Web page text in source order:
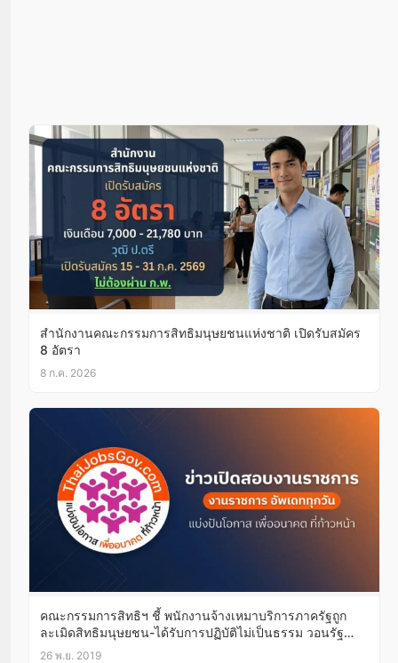
สำนักงานคณะกรรมการสิทธิมนุษยชนแห่งชาติ เปิดรับสมัคร
8 อัตรา
8 ก.ค. 2026
คณะกรรมการสิทธิฯ ชี้ พนักงานจ้างเหมาบริการภาครัฐถูก
ละเมิดสิทธิมนุษยชน-ได้รับการปฏิบัติไม่เป็นธรรม วอนรัฐ
ทบทวนนโยบาย
26 พ.ย. 2019